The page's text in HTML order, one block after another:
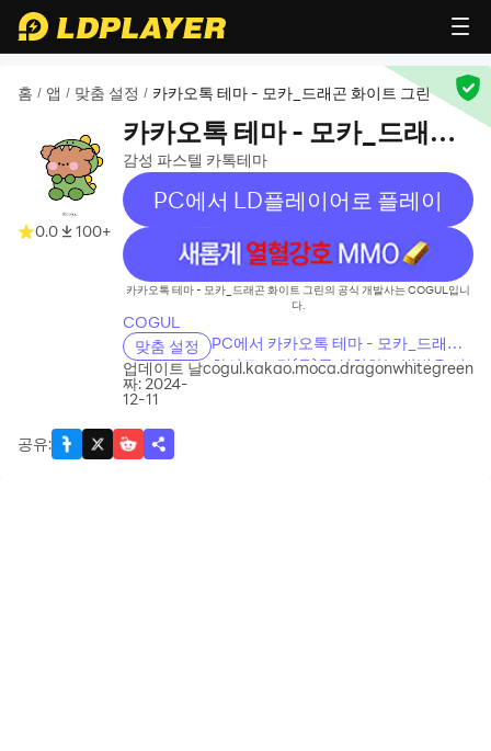
홈 / 앱 / 맞춤 설정 / 카카오톡 테마 - 모카_드래곤 화이트 그린
0.0 100+
카카오톡 테마 - 모카_드래곤
화이트 그린
감성 파스텔 카톡테마
PC에서 LD플레이어로 플레이
recommend
카카오톡 테마 - 모카_드래곤 화이트 그린의 공식 개발사는 COGUL입니
다.
COGUL
맞춤 설정
PC에서 카카오톡 테마 - 모카_드래곤
화이트 그린(을)를 설치하는 방법은 어
업데이트 날
짜: 2024-
12-11
cogul.kakao.moca.dragonwhitegreen
공유: